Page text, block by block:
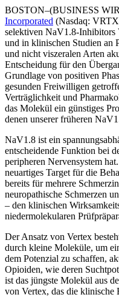
BOSTON–(BUSINESS
Incorporated (Nasdaq:
selektiven NaV1.8-Inhibitors
und in klinischen Studien an
und nicht viszeralen Arten
Entscheidung für den
Grundlage von positiven
gesunden Freiwilligen
Verträglichkeit und
das Molekül ein günstiges
denen unserer früheren
NaV1.8 ist ein
entscheidende Funktion bei
peripheren Nervensystem
neuartiges Target für die
bereits für mehrere
neuropathische Schmerzen
– den klinischen
niedermolekularen
Der Ansatz von Vertex
durch kleine Moleküle, um
dem Potenzial zu schaffen,
Opioiden, wie deren
ist das jüngste Molekül aus
von Vertex, das die klinische